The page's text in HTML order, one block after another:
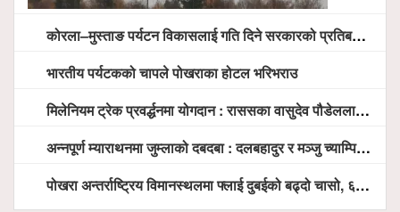
कोरला–मुस्ताङ पर्यटन विकासलाई गति दिने सरकारको प्रतिबद्धता, स्थानीय सरोकारवालासँग व्यापक छलफल
भारतीय पर्यटकको चापले पोखराका होटल भरिभराउ
मिलेनियम ट्रेक प्रवर्द्धनमा योगदान : राससका वासुदेव पौडेललाई ‘मिलेनियम ट्रेक अवार्ड’ प्रदान गरिने
अन्नपूर्ण म्याराथनमा जुम्लाको दबदबा : दलबहादुर र मञ्जु च्याम्पियन, नगदसहित भव्य सम्मान
पोखरा अन्तर्राष्ट्रिय विमानस्थलमा फ्लाई दुबईको बढ्दो चासो, ६ घण्टा लामो प्राविधिक निरीक्षणपछि दैनिक उडानको ढोका खुल्दै